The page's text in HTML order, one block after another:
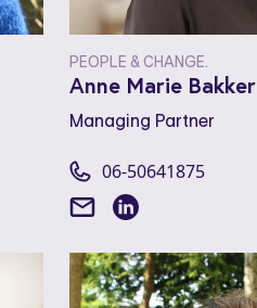
PEOPLE & CHANGE.
Anne Marie Bakker
Managing Partner
06-50641875